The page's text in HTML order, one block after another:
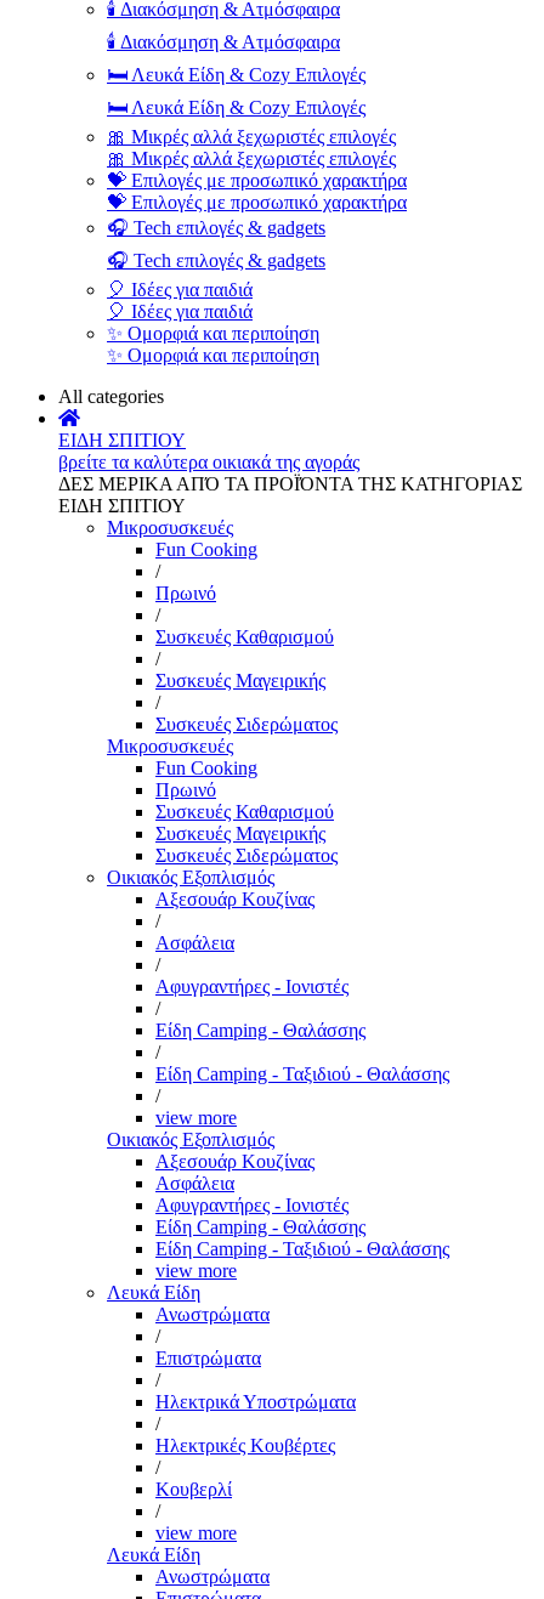
🕯️ Διακόσμηση & Ατμόσφαιρα
🕯️ Διακόσμηση & Ατμόσφαιρα
🛏️ Λευκά Είδη & Cozy Επιλογές
🛏️ Λευκά Είδη & Cozy Επιλογές
🎀 Μικρές αλλά ξεχωριστές επιλογές
🎀 Μικρές αλλά ξεχωριστές επιλογές
💝 Επιλογές με προσωπικό χαρακτήρα
💝 Επιλογές με προσωπικό χαρακτήρα
🎧 Tech επιλογές & gadgets
🎧 Tech επιλογές & gadgets
🎈 Ιδέες για παιδιά
🎈 Ιδέες για παιδιά
✨ Ομορφιά και περιποίηση
✨ Ομορφιά και περιποίηση
All categories
ΕΙΔΗ ΣΠΙΤΙΟΥ
βρείτε τα καλύτερα οικιακά της αγοράς
ΔΕΣ ΜΕΡΙΚΑ ΑΠΌ ΤΑ ΠΡΟΪΌΝΤΑ ΤΗΣ ΚΑΤΗΓΟΡΙΑΣ
ΕΙΔΗ ΣΠΙΤΙΟΥ
Μικροσυσκευές
Fun Cooking
/
Πρωινό
/
Συσκευές Καθαρισμού
/
Συσκευές Μαγειρικής
/
Συσκευές Σιδερώματος
Μικροσυσκευές
Fun Cooking
Πρωινό
Συσκευές Καθαρισμού
Συσκευές Μαγειρικής
Συσκευές Σιδερώματος
Οικιακός Εξοπλισμός
Αξεσουάρ Κουζίνας
/
Ασφάλεια
/
Αφυγραντήρες - Ιονιστές
/
Είδη Camping - Θαλάσσης
/
Είδη Camping - Ταξιδιού - Θαλάσσης
/
view more
Οικιακός Εξοπλισμός
Αξεσουάρ Κουζίνας
Ασφάλεια
Αφυγραντήρες - Ιονιστές
Είδη Camping - Θαλάσσης
Είδη Camping - Ταξιδιού - Θαλάσσης
view more
Λευκά Είδη
Ανωστρώματα
/
Επιστρώματα
/
Ηλεκτρικά Υποστρώματα
/
Ηλεκτρικές Κουβέρτες
/
Κουβερλί
/
view more
Λευκά Είδη
Ανωστρώματα